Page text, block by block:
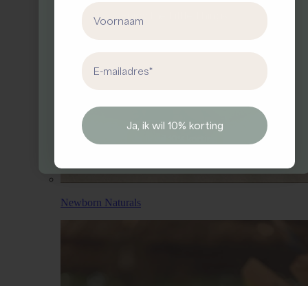
Newborn Naturals
First Name
First Name
Email address
Ja, ik wil 10% korting